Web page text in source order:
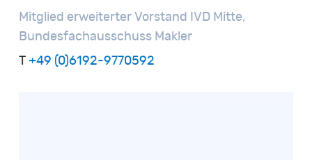
Mitglied erweiterter Vorstand IVD Mitte,
Bundesfachausschuss Makler
T +49 (0)6192-9770592